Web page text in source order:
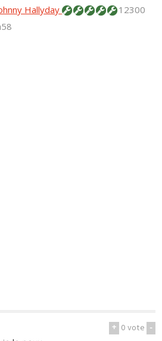
Hallyday
12300
+ 0vote -